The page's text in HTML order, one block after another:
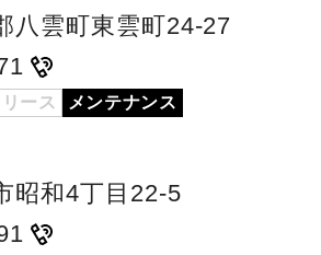
八雲町東雲町24-27
リース メンテナンス
昭和4丁目22-5